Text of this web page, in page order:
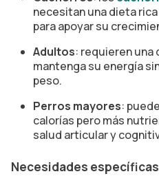
necesitan una dieta
para apoyar su
Adultos: requieren una
mantenga su energía
peso.
Perros mayores:
calorías pero más
salud articular y
Necesidades